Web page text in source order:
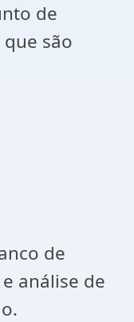
de
são
de
análise de